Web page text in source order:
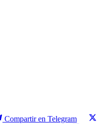
Compartir en Telegram